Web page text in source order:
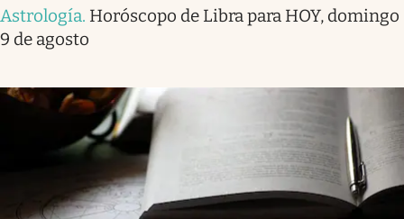
Astrología. Horóscopo de Libra para HOY, domingo
9 de agosto